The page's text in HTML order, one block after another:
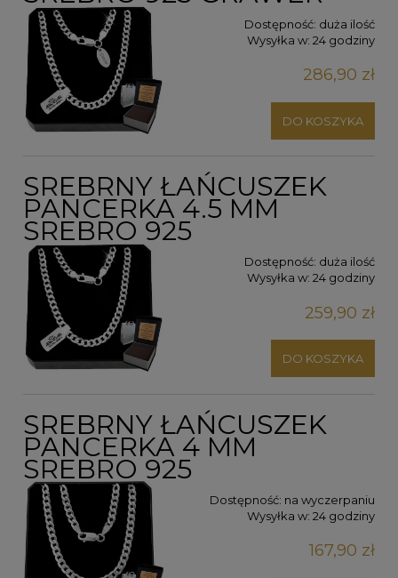
Dostępność: duża ilość
Wysyłka w: 24 godziny
286,90 zł
DO KOSZYKA
SREBRNY ŁAŃCUSZEK
PANCERKA 4.5 MM
SREBRO 925
Dostępność: duża ilość
Wysyłka w: 24 godziny
259,90 zł
DO KOSZYKA
SREBRNY ŁAŃCUSZEK
PANCERKA 4 MM
SREBRO 925
Dostępność: na wyczerpaniu
Wysyłka w: 24 godziny
167,90 zł